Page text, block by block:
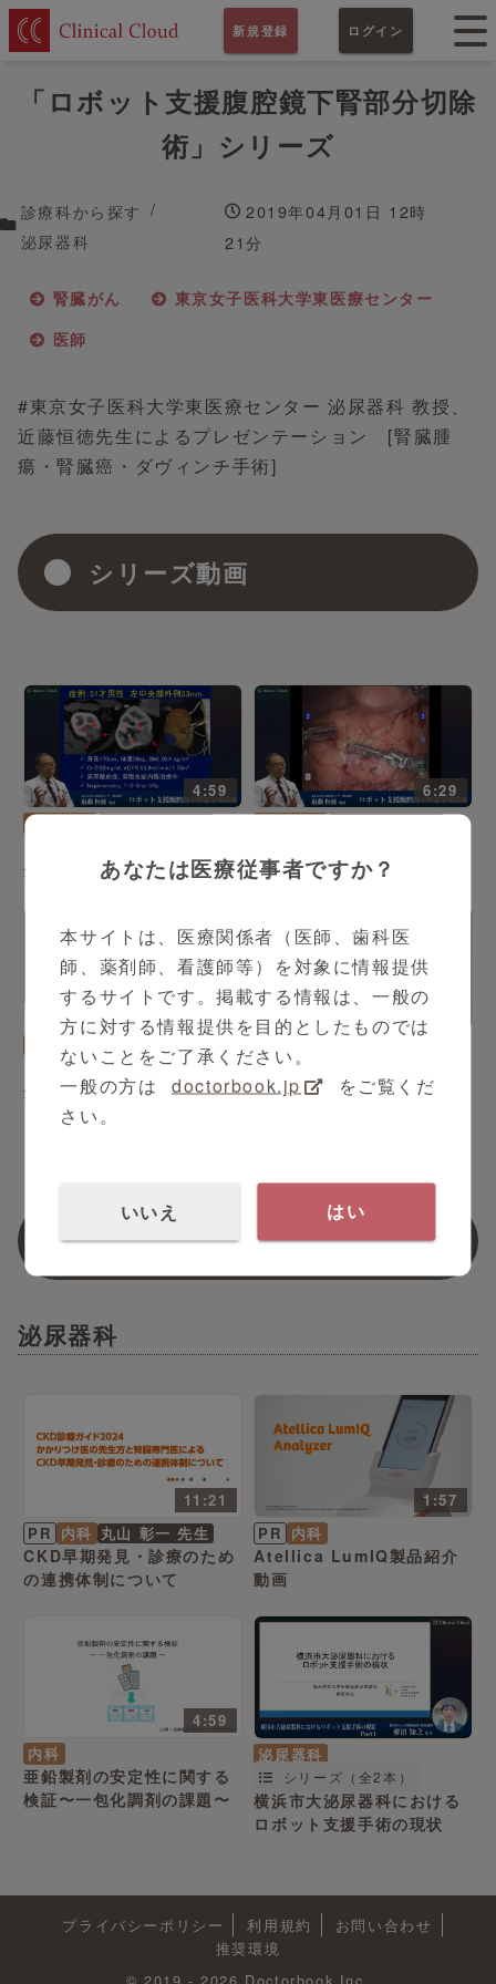
新規登録 ログイン
「ロボット支援腹腔鏡下腎部分切除
術」シリーズ
診療科から探す
泌尿器科
2019年04月01日 12時
21分
腎臓がん
東京女子医科大学東医療センター
医師
#東京女子医科大学東医療センター 泌尿器科 教授、
近藤恒徳先生によるプレゼンテーション [腎臓腫
瘍・腎臓癌・ダヴィンチ手術]
シリーズ動画
4:59
泌尿器科
分切除術 Part1
6:29
分切除術 Part2
5:52
近藤 恒徳 先生
ロボット支援腹腔鏡下腎部
分切除術 Part3
4:23
ロボット支援腹腔鏡下腎部
分切除術 Part4
関連動画
泌尿器科
11:21
PR 内科 丸山 彰一 先生
CKD早期発見・診療のため
の連携体制について
1:57
PR 内科
Atellica LumIQ製品紹介
動画
4:59
内科
亜鉛製剤の安定性に関する
検証〜一包化調剤の課題〜
泌尿器科
シリーズ（全2本）
横浜市大泌尿器科における
ロボット支援手術の現状
プライバシーポリシー 利用規約
お問い合わせ
推奨環境
あなたは医療従事者ですか？
本サイトは、医療関係者（医師、歯科医
師、薬剤師、看護師等）を対象に情報提供
するサイトです。掲載する情報は、一般の
方に対する情報提供を目的としたものでは
ないことをご了承ください。
一般の方は
doctorbook.jp
をご覧くだ
さい。
いいえ はい